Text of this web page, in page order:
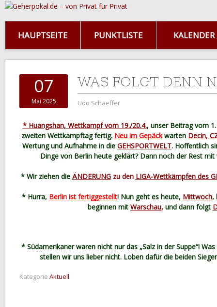
HAUPTSEITE PUNKTLISTE KALENDER
07
Mai 2025
WAS FOLGT DENN
Udo Schaeffer
* Huangshan, Wettkampf vom 19./20.4., unser Beitrag vom
zweiten Wettkampftag fertig. Neu im Gepäckwarten Decin,
Wertung und Aufnahme in die GEHSPORTWELT. Hoffentlich
Dinge von Berlin heute geklärt? Dann noch der Rest mit
* Wir ziehen die ÄNDERUNGzu den LIGA-Wettkämpfen des
* Hurra, Berlin ist fertiggestellt! Nun geht es heute, Mittwoch,
beginnen mit Warschau, und dann folgt
* Südamerikaner waren nicht nur das „Salz in der Suppe“!
stellen wir uns lieber nicht. Loben dafür die beiden
Kategorie Aktuell